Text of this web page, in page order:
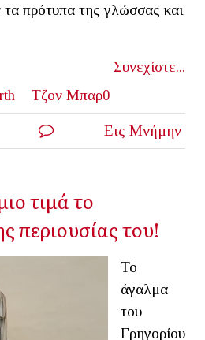
πρότυπα της γλώσσας και
Συνεχίστε...
Τζον Μπαρθ
Εις Μνήμην
τιμά το
περιουσίας του!
Το
άγαλμα
του
Γρηγορίου